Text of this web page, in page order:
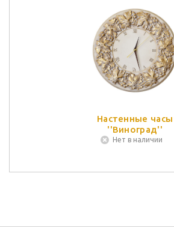
Настенные часы
''Виноград''
Нет в наличии